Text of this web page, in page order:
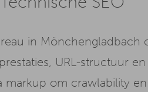
in Mönchengladbach
URL-structuur
markup om crawlability